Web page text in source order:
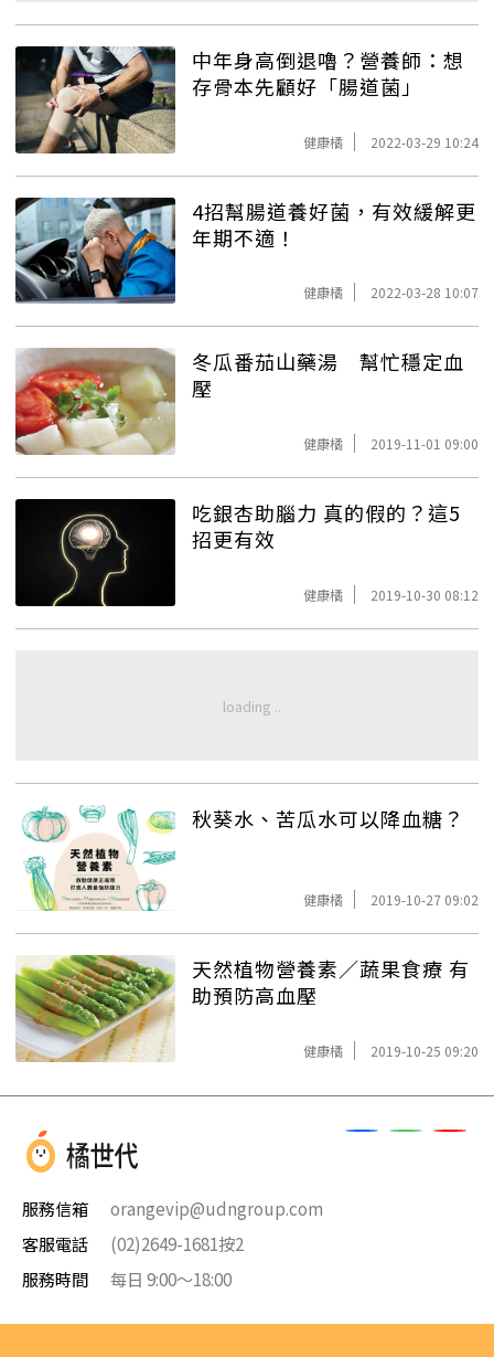
中年身高倒退嚕？營養師：想
存骨本先顧好「腸道菌」
健康橘 2022-03-29 10:24
4招幫腸道養好菌，有效緩解更
年期不適！
健康橘 2022-03-28 10:07
冬瓜番茄山藥湯 幫忙穩定血
壓
健康橘 2019-11-01 09:00
吃銀杏助腦力 真的假的？這5
招更有效
健康橘 2019-10-30 08:12
秋葵水、苦瓜水可以降血糖？
健康橘 2019-10-27 09:02
天然植物營養素／蔬果食療 有
助預防高血壓
健康橘 2019-10-25 09:20
服務信箱
orangevip@udngroup.com
客服電話
(02)2649-1681按2
服務時間
每日 9:00～18:00